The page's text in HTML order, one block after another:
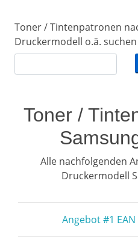
Toner / Tintenpatronen
Druckermodell o.ä. suchen
Toner /
Alle nachfolgenden
Druckermodell
Angebot #1